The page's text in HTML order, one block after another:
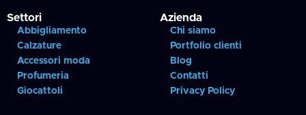
Settori
Abbigliamento
Calzature
Accessori moda
Profumeria
Giocattoli
Azienda
Chi siamo
Portfolio clienti
Blog
Contatti
Privacy Policy